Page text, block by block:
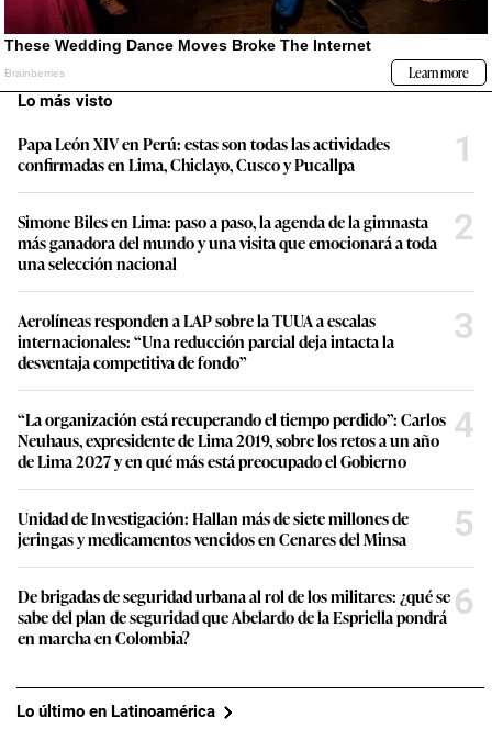
Lo más visto
Papa León XIV en Perú: estas son todas las actividades
confirmadas en Lima, Chiclayo, Cusco y Pucallpa
1
Simone Biles en Lima: paso a paso, la agenda de la gimnasta
más ganadora del mundo y una visita que emocionará a toda
una selección nacional
2
Aerolíneas responden a LAP sobre la TUUA a escalas
internacionales: “Una reducción parcial deja intacta la
desventaja competitiva de fondo”
3
“La organización está recuperando el tiempo perdido”: Carlos
Neuhaus, expresidente de Lima 2019, sobre los retos a un año
de Lima 2027 y en qué más está preocupado el Gobierno
4
Unidad de Investigación: Hallan más de siete millones de
jeringas y medicamentos vencidos en Cenares del Minsa
5
De brigadas de seguridad urbana al rol de los militares: ¿qué se
sabe del plan de seguridad que Abelardo de la Espriella pondrá
en marcha en Colombia?
6
Lo último en Latinoamérica